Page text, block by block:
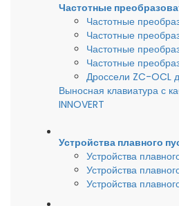
Частотные
Частотные
Частотные
Частотные
Частотные
Дроссели ZC-OCL
Выносная клавиатура с
INNOVERT
Устройства плавного
Устройства
Устройства
Устройства